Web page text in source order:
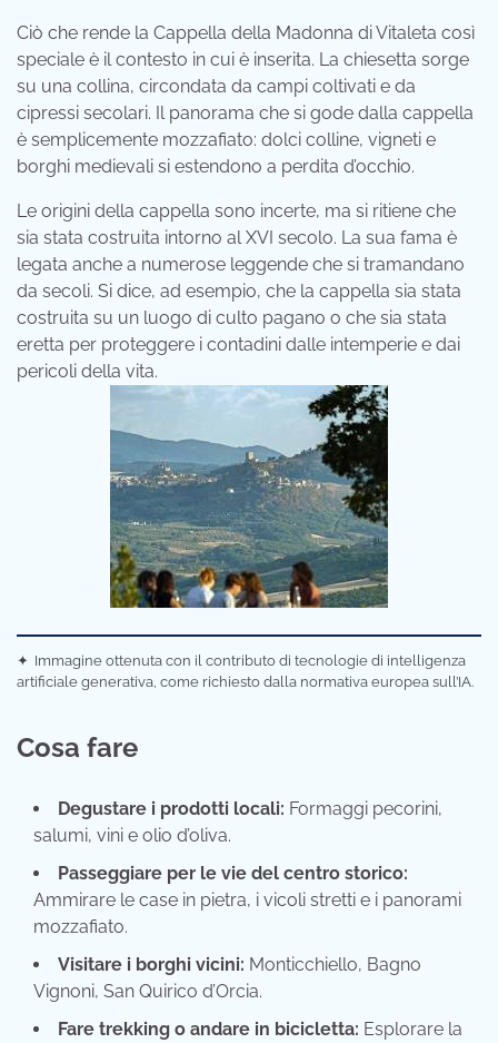
Ciò che rende la Cappella della Madonna di Vitaleta così
speciale è il contesto in cui è inserita. La chiesetta sorge
su una collina, circondata da campi coltivati e da
cipressi secolari. Il panorama che si gode dalla cappella
è semplicemente mozzafiato: dolci colline, vigneti e
borghi medievali si estendono a perdita d’occhio.
Le origini della cappella sono incerte, ma si ritiene che
sia stata costruita intorno al XVI secolo. La sua fama è
legata anche a numerose leggende che si tramandano
da secoli. Si dice, ad esempio, che la cappella sia stata
costruita su un luogo di culto pagano o che sia stata
eretta per proteggere i contadini dalle intemperie e dai
pericoli della vita.
✦ Immagine ottenuta con il contributo di tecnologie di intelligenza
artificiale generativa, come richiesto dalla normativa europea sull’IA.
Cosa fare
Degustare i prodotti locali: Formaggi pecorini,
salumi, vini e olio d’oliva.
Passeggiare per le vie del centro storico:
Ammirare le case in pietra, i vicoli stretti e i panorami
mozzafiato.
Visitare i borghi vicini: Monticchiello, Bagno
Vignoni, San Quirico d’Orcia.
Fare trekking o andare in bicicletta: Esplorare la